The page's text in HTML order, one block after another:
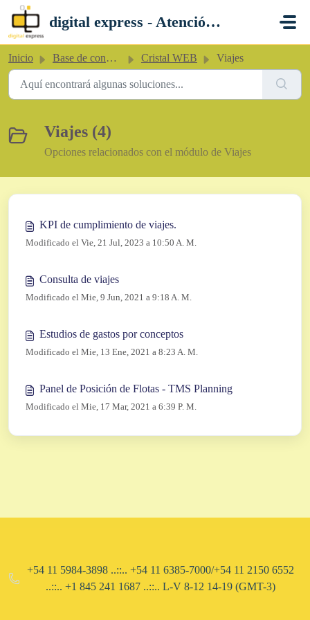
Saltar al contenido principal
digital express - Atención al Cliente
Inicio Base de conocimientos Cristal WEB Viajes
Viajes (4)
Opciones relacionados con el módulo de Viajes
KPI de cumplimiento de viajes.
Modificado el Vie, 21 Jul, 2023 a 10:50 A. M.
Consulta de viajes
Modificado el Mie, 9 Jun, 2021 a 9:18 A. M.
Estudios de gastos por conceptos
Modificado el Mie, 13 Ene, 2021 a 8:23 A. M.
Panel de Posición de Flotas - TMS Planning
Modificado el Mie, 17 Mar, 2021 a 6:39 P. M.
+54 11 5984-3898 ..::.. +54 11 6385-7000/+54 11 2150 6552
..::.. ​+1 845 241 1687 ..::.. L-V 8-12 14-19 (GMT-3)